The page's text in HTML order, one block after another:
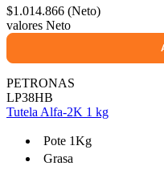
$1.014.866 (Neto)
valores Neto
PETRONAS
LP38HB
Tutela Alfa-2K 1 kg
Pote 1Kg
Grasa